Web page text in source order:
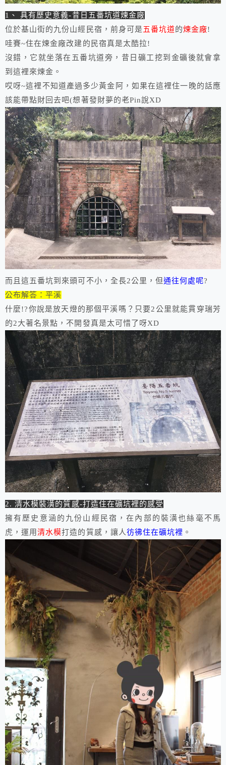
1、 具有歷史意義-昔日五番坑道煉金廠
位於基山街的九份山經民宿，前身可是五番坑道的煉金廠!
哇賽~住在煉金廠改建的民宿真是太酷拉!
沒錯，它就坐落在五番坑道旁，昔日礦工挖到金礦後就會拿
到這裡來煉金。
哎呀~這裡不知道產過多少黃金阿，如果在這裡住一晚的話應
該能帶點財回去吧(想著發財夢的老Pin說XD
而且這五番坑到來頭可不小，全長2公里，但通往何處呢?
公布解答：平溪
什麼!?你說是放天燈的那個平溪嗎？只要2公里就能貫穿瑞芳
的2大著名景點，不開發真是太可惜了呀XD
2. 清水模裝潢的質感-打造住在礦坑裡的感受
擁有歷史意涵的九份山經民宿，在內部的裝潢也絲毫不馬
虎，運用清水模打造的質感，讓人彷彿住在礦坑裡 。